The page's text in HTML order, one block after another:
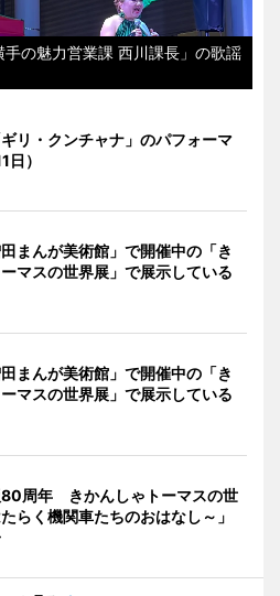
の魅力営業課 西川課長」の歌謡
リ・クンチャナ」のパフォーマ
日）
田まんが美術館」で開催中の「き
マスの世界展」で展示している
田まんが美術館」で開催中の「き
マスの世界展」で展示している
80周年 きかんしゃトーマスの世
らく機関車たちのおはなし～」